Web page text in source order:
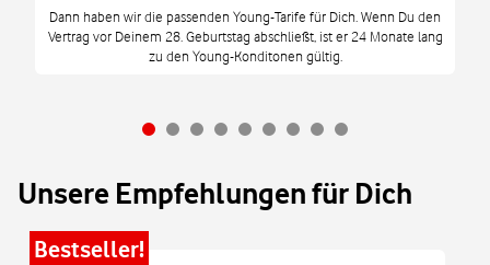
Dann haben wir die passenden Young-Tarife für Dich. Wenn Du den
Vertrag vor Deinem 28. Geburtstag abschließt, ist er 24 Monate lang
zu den Young-Konditonen gültig.
Unsere Empfehlungen für Dich
Bestseller!